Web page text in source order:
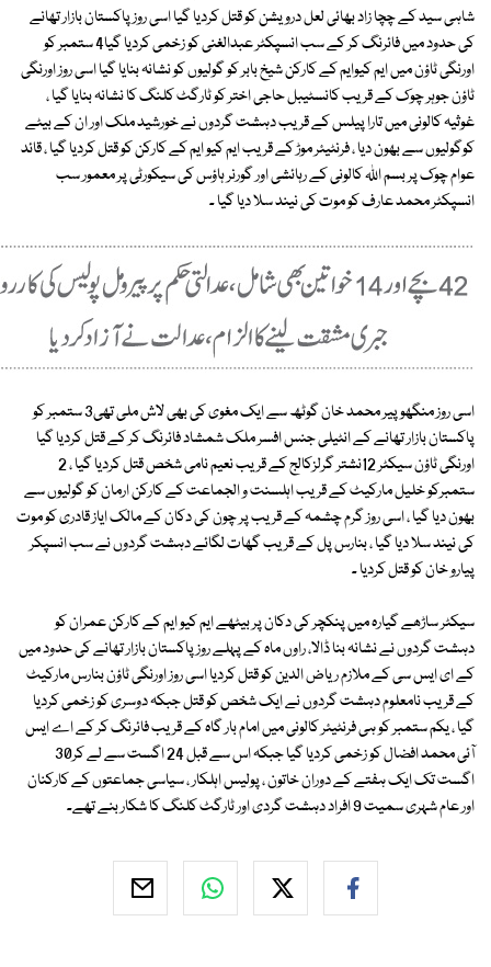
شاہی سید کے چچا زاد بھائی لعل درویشن کو قتل کردیا گیا اسی روز پاکستان بازار تھانے
کی حدود میں فائرنگ کر کے سب انسپکٹر عبدالغنی کو زخمی کردیا گیا4 ستمبر کو
اورنگی ٹاؤن میں ایم کیوایم کے کارکن شیخ بابر کو گولیوں کو نشانہ بنایا گیا اسی روز اورنگی
ٹاؤن جوہر چوک کے قریب کانسٹیبل حاجی اختر کو ٹارگٹ کلنگ کا نشانہ بنایا گیا ،
غوثیہ کالونی میں تارا پیلس کے قریب دہشت گردوں نے خورشید ملک اور ان کے بیٹے
کوگولیوں سے بھون دیا ، فرنٹیئر موڑ کے قریب ایم کیو ایم کے کارکن کو قتل کردیا گیا ، قائد
عوام چوک پر بسم اﷲ کالونی کے رہائشی اور گورنر ہاؤس کی سیکورٹی پر معمور سب
انسپکٹر محمد عارف کو موت کی نیند سلا دیا گیا ۔
اسی روز منگھوپیر محمد خان گوٹھ سے ایک مغوی کی بھی لاش ملی تھی3 ستمبر کو
پاکستان بازار تھانے کے انٹیلی جنس افسر ملک شمشاد فائرنگ کر کے قتل کردیا گیا
اورنگی ٹاؤن سیکٹر 12نشتر گرلزکالج کے قریب نعیم نامی شخص قتل کردیا گیا ، 2
ستمبرکو خلیل مارکیٹ کے قریب اہلسنت و الجماعت کے کارکن ارمان کو گولیوں سے
بھون دیا گیا ، اسی روز گرم چشمہ کے قریب پر چون کی دکان کے مالک ایاز قادری کو موت
کی نیند سلا دیا گیا ، بنارس پل کے قریب گھات لگائے دہشت گردوں نے سب انسپکر
پیارو خان کو قتل کردیا ۔
سیکٹر ساڑھے گیارہ میں پنکچر کی دکان پر بیٹھے ایم کیو ایم کے کارکن عمران کو
دہشت گردوں نے نشانہ بنا ڈالا، راوں ماہ کے پہلے روز پاکستان بازار تھانے کی حدود میں
کے ای ایس سی کے ملازم ریاض الدین کو قتل کردیا اسی روز اورنگی ٹاؤن بنارس مارکیٹ
کے قریب نامعلوم دہشت گردوں نے ایک شخص کو قتل جبکہ دوسری کو زخمی کردیا
گیا ، یکم ستمبر کو ہی فرنٹیئر کالونی میں امام بار گاہ کے قریب فائرنگ کر کے اے ایس
آئی محمد افضال کو زخمی کردیا گیا جبکہ اس سے قبل 24 اگست سے لے کر30
اگست تک ایک ہفتے کے دوران خاتون ، پولیس اہلکار ، سیاسی جماعتوں کے کارکنان
اور عام شہری سمیت 9 افراد دہشت گردی اور ٹارگٹ کلنگ کا شکار بنے تھے۔